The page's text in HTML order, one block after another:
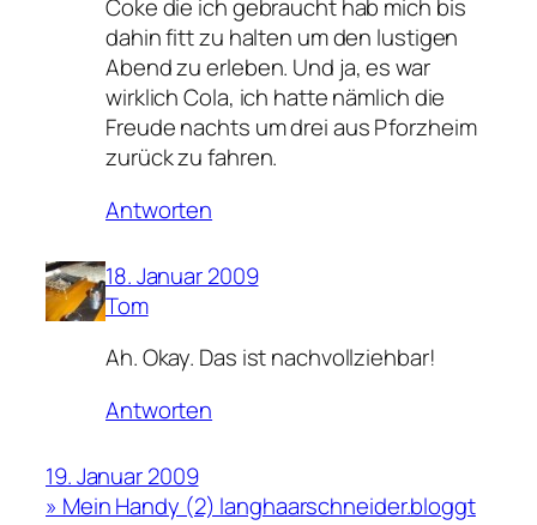
Coke die ich gebraucht hab mich bis
dahin fitt zu halten um den lustigen
Abend zu erleben. Und ja, es war
wirklich Cola, ich hatte nämlich die
Freude nachts um drei aus Pforzheim
zurück zu fahren.
Antworten
18. Januar 2009
Tom
Ah. Okay. Das ist nachvollziehbar!
Antworten
19. Januar 2009
» Mein Handy (2) langhaarschneider.bloggt